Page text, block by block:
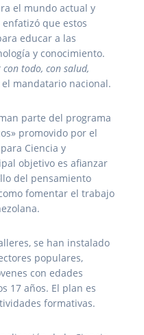
el mundo actual y
que estos
educar a las
y conocimiento.
todo, con salud,
el mandatario nacional.
parte del programa
promovido por el
Ciencia y
objetivo es afianzar
del pensamiento
fomentar el trabajo
se han instalado
populares,
con edades
17 años. El plan es
formativas.